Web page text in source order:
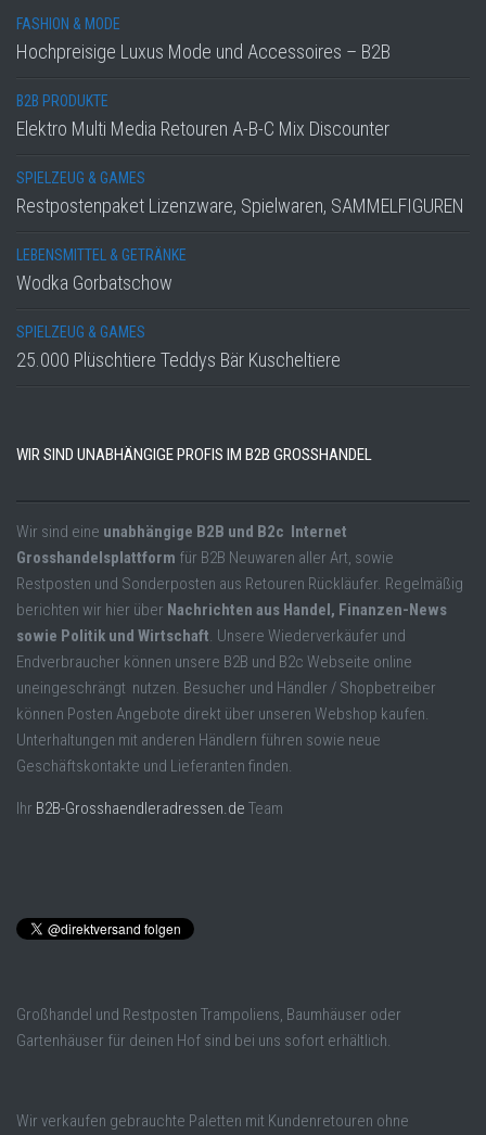
FASHION & MODE
Hochpreisige Luxus Mode und Accessoires – B2B
B2B PRODUKTE
Elektro Multi Media Retouren A-B-C Mix Discounter
SPIELZEUG & GAMES
Restpostenpaket Lizenzware, Spielwaren, SAMMELFIGUREN
LEBENSMITTEL & GETRÄNKE
Wodka Gorbatschow
SPIELZEUG & GAMES
25.000 Plüschtiere Teddys Bär Kuscheltiere
WIR SIND UNABHÄNGIGE PROFIS IM B2B GROSSHANDEL
Wir sind eine unabhängige B2B und B2c Internet
Grosshandelsplattform für B2B Neuwaren aller Art, sowie
Restposten und Sonderposten aus Retouren Rückläufer. Regelmäßig
berichten wir hier über Nachrichten aus Handel, Finanzen-News
sowie Politik und Wirtschaft . Unsere Wiederverkäufer und
Endverbraucher können unsere B2B und B2c Webseite online
uneingeschrängt nutzen. Besucher und Händler / Shopbetreiber
können Posten Angebote direkt über unseren Webshop kaufen.
Unterhaltungen mit anderen Händlern führen sowie neue
Geschäftskontakte und Lieferanten finden.
Ihr B2B-Grosshaendleradressen.de Team
Großhandel und Restposten Trampoliens, Baumhäuser oder
Gartenhäuser für deinen Hof sind bei uns sofort erhältlich.
Wir verkaufen gebrauchte Paletten mit Kundenretouren ohne